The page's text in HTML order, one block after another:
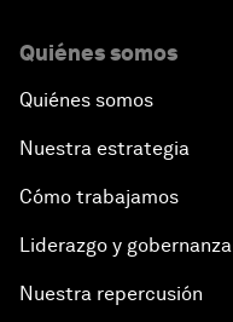
Quiénes somos
Quiénes somos
Nuestra estrategia
Cómo trabajamos
Liderazgo y gobernanza
Nuestra repercusión